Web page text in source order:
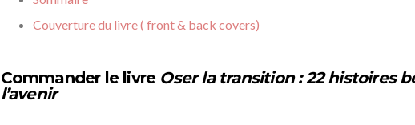
Couverture du livre ( front & back covers)
Commander le livre Oser la transition : 22 histoires
l’avenir